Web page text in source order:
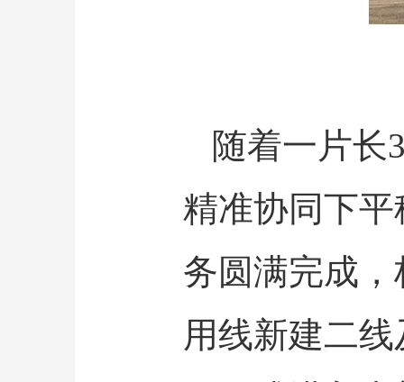
随着一片长
精准协同下
务圆满完成
用线新建二